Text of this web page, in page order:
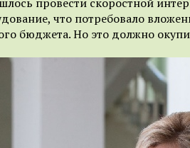
что потребовало
бюджета. Но это должно